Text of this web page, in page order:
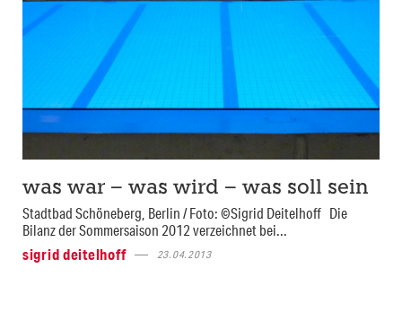
was war – was wird – was soll sein
Stadtbad Schöneberg, Berlin / Foto: ©Sigrid Deitelhoff Die
Bilanz der Sommersaison 2012 verzeichnet bei...
sigrid deitelhoff
23.04.2013